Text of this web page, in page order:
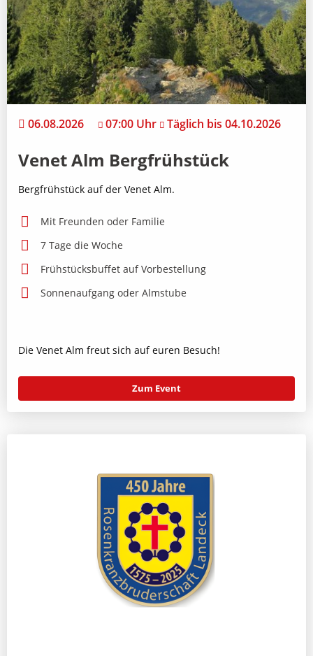
06.08.2026 07:00 Uhr Täglich bis 04.10.2026
Venet Alm Bergfrühstück
Bergfrühstück auf der Venet Alm.
Mit Freunden oder Familie
7 Tage die Woche
Frühstücksbuffet auf Vorbestellung
Sonnenaufgang oder Almstube
Die Venet Alm freut sich auf euren Besuch!
Zum Event